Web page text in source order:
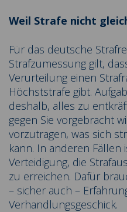
Weil Strafe nicht
Für das deutsche
Strafzumessung gilt,
Verurteilung einen
Höchststrafe gibt.
deshalb, alles zu
gegen Sie vorgebracht
vorzutragen, was sich
kann. In anderen
Verteidigung, die
zu erreichen. Dafür
– sicher auch –
Verhandlungsgeschick.